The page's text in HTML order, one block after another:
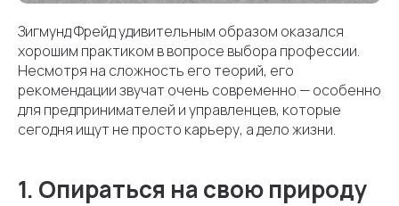
Зигмунд Фрейд удивительным образом оказался
хорошим практиком в вопросе выбора профессии.
Несмотря на сложность его теорий, его
рекомендации звучат очень современно — особенно
для предпринимателей и управленцев, которые
сегодня ищут не просто карьеру, а дело жизни.
1. Опираться на свою природу